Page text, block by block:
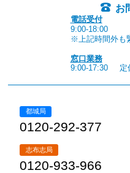
お
電話受付
9:00-18:00
※上記時間外も
窓口業務
9:00-17:30
定
都城局
0120-292-377
志布志局
0120-933-966